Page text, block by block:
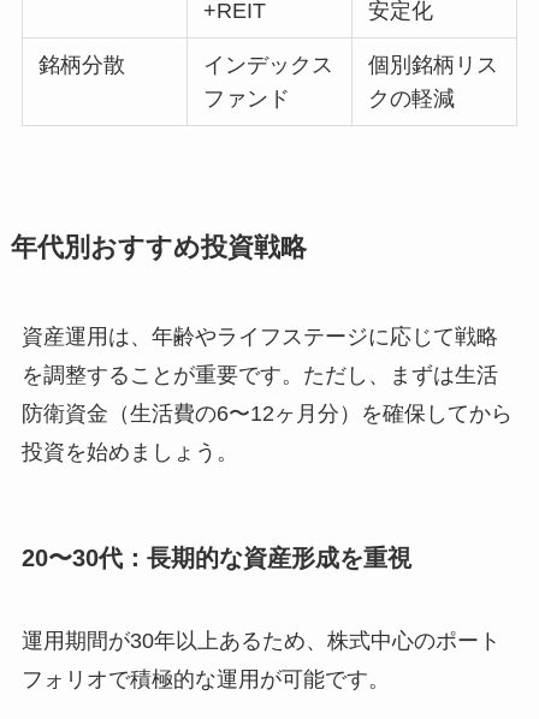
+REIT
安定化
銘柄分散
インデックス
ファンド
個別銘柄リス
クの軽減
年代別おすすめ投資戦略
資産運用は、年齢やライフステージに応じて戦略
を調整することが重要です。ただし、まずは生活
防衛資金（生活費の6〜12ヶ月分）を確保してから
投資を始めましょう。
20〜30代：長期的な資産形成を重視
運用期間が30年以上あるため、株式中心のポート
フォリオで積極的な運用が可能です。